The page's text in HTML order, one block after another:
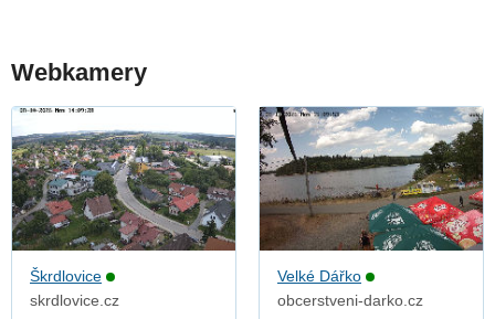
Webkamery
Škrdlovice
skrdlovice.cz
Velké Dářko
obcerstveni-darko.cz